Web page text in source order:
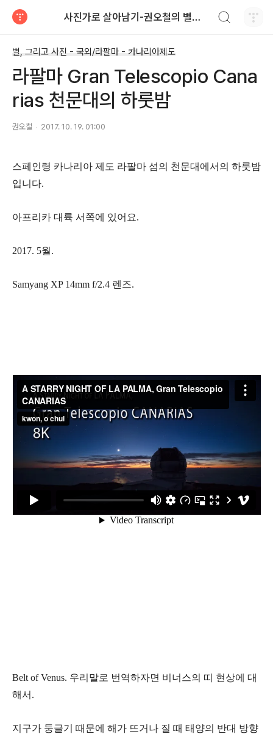
사진가로 살아남기-권오철의 별과 사진
별, 그리고 사진 - 국외/라팔마 - 카나리아제도
라팔마 Gran Telescopio Cana
rias 천문대의 하룻밤
권오철 2017. 10. 19. 01:00
스페인령 카나리아 제도 라팔마 섬의 천문대에서의 하룻밤
입니다.
아프리카 대륙 서쪽에 있어요.
2017. 5월.
Samyang XP 14mm f/2.4 렌즈.
Belt of Venus. 우리말로 번역하자면 비너스의 띠 현상에 대
해서.
지구가 둥글기 때문에 해가 뜨거나 질 때 태양의 반대 방향